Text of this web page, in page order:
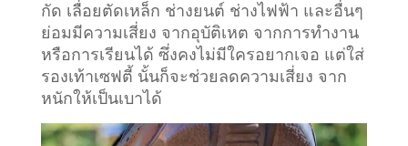
กัด เลื่อยตัดเหล็ก ช่างยนต์ ช่างไฟฟ้า และอื่นๆ
ย่อมมีความเสี่ยง จากอุบัติเหต จากการทำงาน
หรือการเรียนได้ ซึ่งคงไม่มีใครอยากเจอ แต่ใส่
รองเท้าเซฟตี้ นั้นก็จะช่วยลดความเสี่ยง จาก
หนักให้เป็นเบาได้